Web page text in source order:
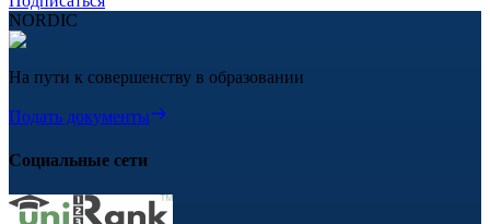
NORDIC
На пути к совершенству в образовании
Подать документы
Социальные сети